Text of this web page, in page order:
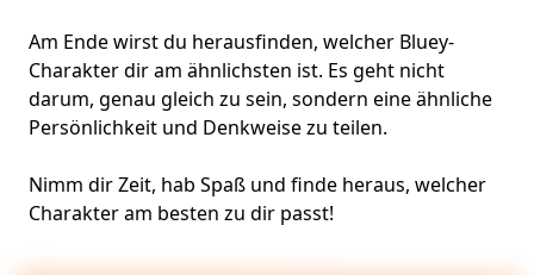
Am Ende wirst du herausfinden, welcher Bluey-
Charakter dir am ähnlichsten ist. Es geht nicht
darum, genau gleich zu sein, sondern eine ähnliche
Persönlichkeit und Denkweise zu teilen.
Nimm dir Zeit, hab Spaß und finde heraus, welcher
Charakter am besten zu dir passt!